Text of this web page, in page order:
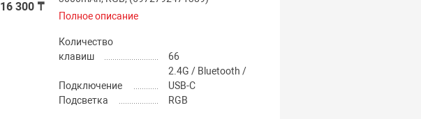
16 300 ₸
Полное описание
Количество
клавиш
66
Подключение
2.4G / Bluetooth /
USB-C
Подсветка
RGB